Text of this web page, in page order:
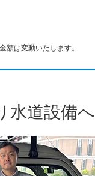
は変動いたします。
水道設備へ